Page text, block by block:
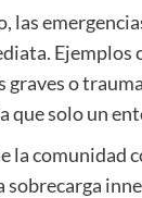
las
Ejemplos
o
que solo un
la comunidad
sobrecarga